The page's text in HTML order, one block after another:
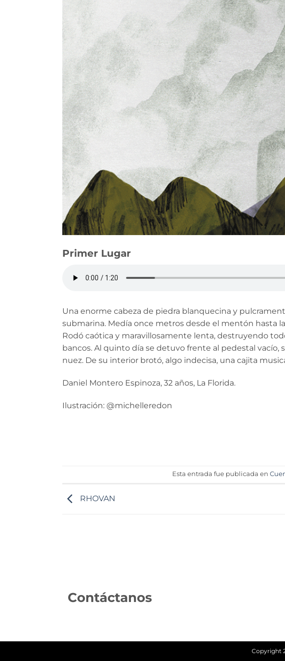
Primer Lugar
Una enorme cabeza de piedra blanquecina y
submarina. Medía once metros desde el mentón hasta
Rodó caótica y maravillosamente lenta, destruyendo
bancos. Al quinto día se detuvo frente al pedestal
nuez. De su interior brotó, algo indecisa, una cajita
Daniel Montero Espinoza, 32 años, La Florida.
Ilustración: @michelleredon
Esta entrada fue publicada en
RHOVAN
Contáctanos
Copyright